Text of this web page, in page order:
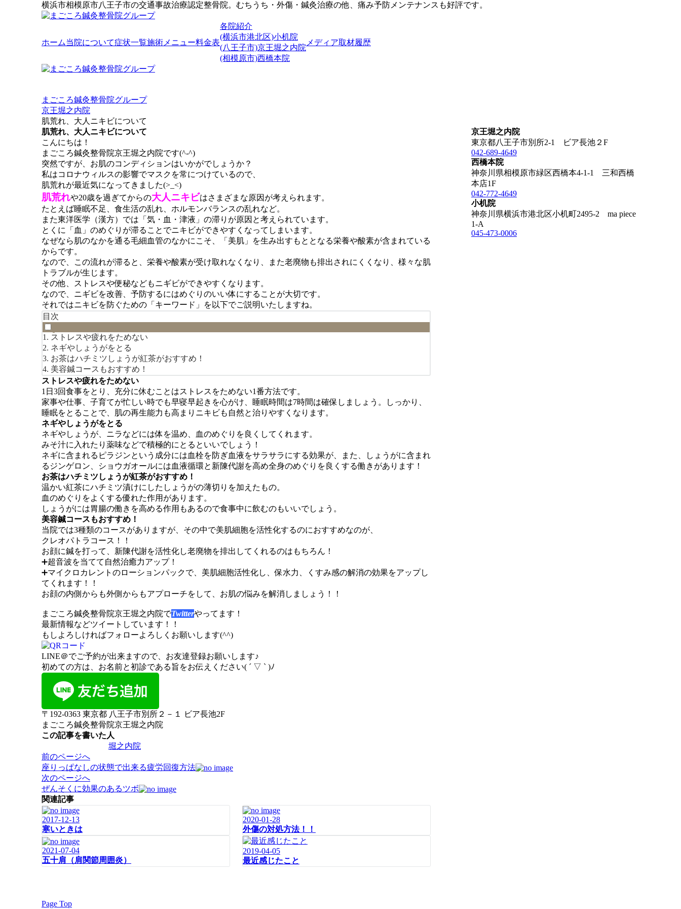
横浜市相模原市八王子市の交通事故治療認定整骨院。むちうち・外傷・鍼灸治療の他、痛み予防メンテナンスも好評です。
ホーム当院について症状一覧施術メニュー料金表
各院紹介
(横浜市港北区)小机院
(八王子市)京王堀之内院
(相模原市)西橋本院
メディア取材履歴
まごころ鍼灸整骨院グループ
京王堀之内院
肌荒れ、大人ニキビについて
肌荒れ、大人ニキビについて
こんにちは！
まごころ鍼灸整骨院京王堀之内院です(^-^)
突然ですが、お肌のコンディションはいかがでしょうか？
私はコロナウィルスの影響でマスクを常につけているので、
肌荒れが最近気になってきました(>_<)
肌荒れや20歳を過ぎてからの大人ニキビはさまざまな原因が考えられます。
たとえば睡眠不足、食生活の乱れ、ホルモンバランスの乱れなど。
また東洋医学（漢方）では「気・血・津液」の滞りが原因と考えられています。
とくに「血」のめぐりが滞ることでニキビができやすくなってしまいます。
なぜなら肌のなかを通る毛細血管のなかにこそ、「美肌」を生み出すもととなる栄養や酸素が含まれている
からです。
なので、この流れが滞ると、栄養や酸素が受け取れなくなり、また老廃物も排出されにくくなり、様々な肌
トラブルが生じます。
その他、ストレスや便秘などもニギビができやすくなります。
なので、ニギビを改善、予防するにはめぐりのいい体にすることが大切です。
それではニキビを防ぐための「キーワード」を以下でご説明いたしますね。
目次
ストレスや疲れをためない
ネギやしょうがをとる
お茶はハチミツしょうが紅茶がおすすめ！
美容鍼コースもおすすめ！
ストレスや疲れをためない
1日3回食事をとり、充分に休むことはストレスをためない1番方法です。
家事や仕事、子育てが忙しい時でも早寝早起きを心がけ、睡眠時間は7時間は確保しましょう。しっかり、
睡眠をとることで、肌の再生能力も高まりニキビも自然と治りやすくなります。
ネギやしょうがをとる
ネギやしょうが、ニラなどには体を温め、血のめぐりを良くしてくれます。
みそ汁に入れたり薬味などで積極的にとるといいでしょう！
ネギに含まれるピラジンという成分には血栓を防ぎ血液をサラサラにする効果が、また、しょうがに含まれ
るジンゲロン、ショウガオールには血液循環と新陳代謝を高め全身のめぐりを良くする働きがあります！
お茶はハチミツしょうが紅茶がおすすめ！
温かい紅茶にハチミツ漬けにしたしょうがの薄切りを加えたもの。
血のめぐりをよくする優れた作用があります。
しょうがには胃腸の働きを高める作用もあるので食事中に飲むのもいいでしょう。
美容鍼コースもおすすめ！
当院では3種類のコースがありますが、その中で美肌細胞を活性化するのにおすすめなのが、
クレオパトラコース！！
お顔に鍼を打って、新陳代謝を活性化し老廃物を排出してくれるのはもちろん！
➕超音波を当てて自然治癒力アップ！
➕マイクロカレントのローションパックで、美肌細胞活性化し、保水力、くすみ感の解消の効果をアップし
てくれます！！
お顔の内側からも外側からもアプローチをして、お肌の悩みを解消しましょう！！
まごころ鍼灸整骨院京王堀之内院でTwitterやってます！
最新情報などツイートしています！！
もしよろしければフォローよろしくお願いします(^^)
LINE＠でご予約が出来ますので、お友達登録お願いします♪
初めての方は、お名前と初診である旨をお伝えください( ´ ▽ ` )ﾉ
〒192-0363 東京都 八王子市別所２－１ ビア長池2F
まごころ鍼灸整骨院京王堀之内院
この記事を書いた人
堀之内院
投
稿
ナ
ビ
ゲ
ー
シ
ョ
ン
前のページへ
座りっぱなしの状態で出来る疲労回復方法
次のページへ
ぜんそくに効果のあるツボ
関連記事
2017-12-13
寒いときは
2020-01-28
外傷の対処方法！！
2021-07-04
五十肩（肩関節周囲炎）
2019-04-05
最近感じたこと
京王堀之内院
東京都八王子市別所2-1 ビア長池２F
042-689-4649
西橋本院
神奈川県相模原市緑区西橋本4-1-1 三和西橋
本店1F
042-772-4649
小机院
神奈川県横浜市港北区小机町2495-2 ma piece
1-A
045-473-0006
Page Top